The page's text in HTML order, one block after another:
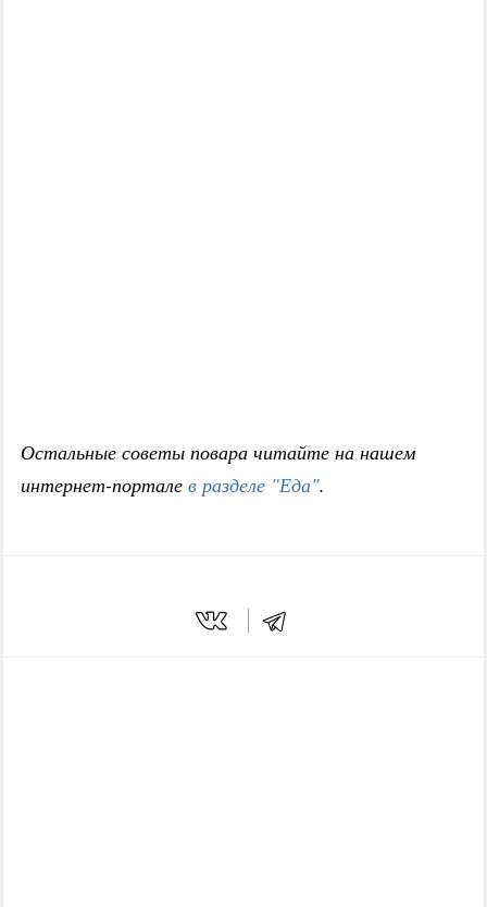
Остальные советы повара читайте на нашем
интернет-портале в разделе "Еда".